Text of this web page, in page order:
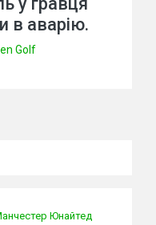
в аварію.
Golf
Юнайтед